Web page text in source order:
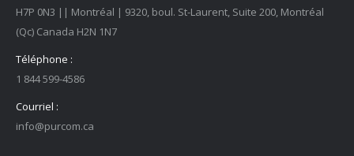
H7P 0N3 || Montréal | 9320, boul. St-Laurent, Suite 200, Montréal
(Qc) Canada H2N 1N7
Téléphone :
1 844 599-4586
Courriel :
info@purcom.ca